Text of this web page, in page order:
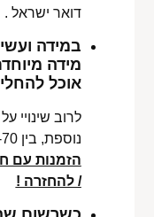
דואר ישראל .
במידה
מידה
אוכל
לרוב שינויי
נוספת, בין 30-70 ₪. תלוי במקרה,
הזמנות עם
/ להחזרה !